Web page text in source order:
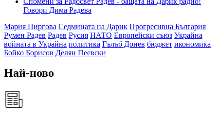
Говори Дима Радева
Мария Пиргова Седмицата на Дарик Прогресивна България
Румен Радев Радев Русия НАТО Европейски съюз Украйна
войната в Украйна политика Гълъб Донев бюджет икономика
Бойко Борисов Делян Пеевски
Най-ново